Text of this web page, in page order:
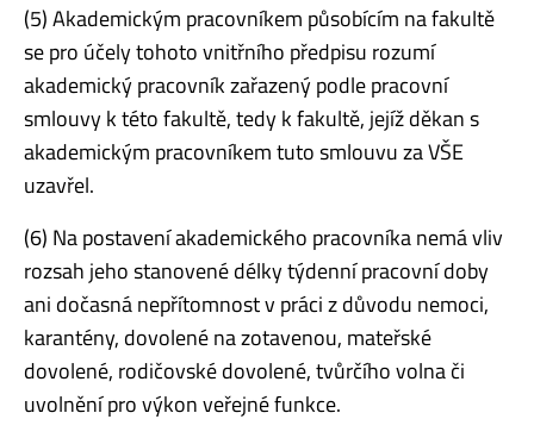
(5) Akademickým pracovníkem působícím na fakultě
se pro účely tohoto vnitřního předpisu rozumí
akademický pracovník zařazený podle pracovní
smlouvy k této fakultě, tedy k fakultě, jejíž děkan s
akademickým pracovníkem tuto smlouvu za VŠE
uzavřel.
(6) Na postavení akademického pracovníka nemá vliv
rozsah jeho stanovené délky týdenní pracovní doby
ani dočasná nepřítomnost v práci z důvodu nemoci,
karantény, dovolené na zotavenou, mateřské
dovolené, rodičovské dovolené, tvůrčího volna či
uvolnění pro výkon veřejné funkce.